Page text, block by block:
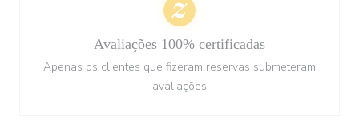
Avaliações 100% certificadas
Apenas os clientes que fizeram reservas submeteram
avaliações